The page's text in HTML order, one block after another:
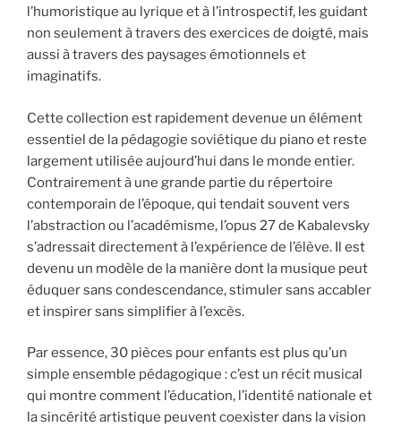
l’humoristique au lyrique et à l’introspectif, les guidant
non seulement à travers des exercices de doigté, mais
aussi à travers des paysages émotionnels et
imaginatifs.
Cette collection est rapidement devenue un élément
essentiel de la pédagogie soviétique du piano et reste
largement utilisée aujourd’hui dans le monde entier.
Contrairement à une grande partie du répertoire
contemporain de l’époque, qui tendait souvent vers
l’abstraction ou l’académisme, l’opus 27 de Kabalevsky
s’adressait directement à l’expérience de l’élève. Il est
devenu un modèle de la manière dont la musique peut
éduquer sans condescendance, stimuler sans accabler
et inspirer sans simplifier à l’excès.
Par essence, 30 pièces pour enfants est plus qu’un
simple ensemble pédagogique : c’est un récit musical
qui montre comment l’éducation, l’identité nationale et
la sincérité artistique peuvent coexister dans la vision